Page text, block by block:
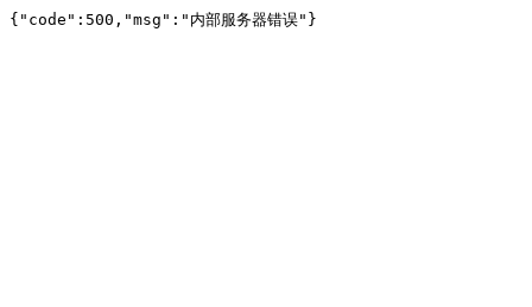
{"code":500,"msg":"内部服务器错误"}